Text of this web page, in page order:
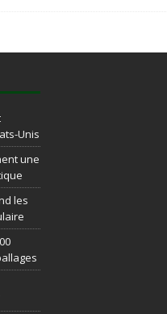
Unis
une
les